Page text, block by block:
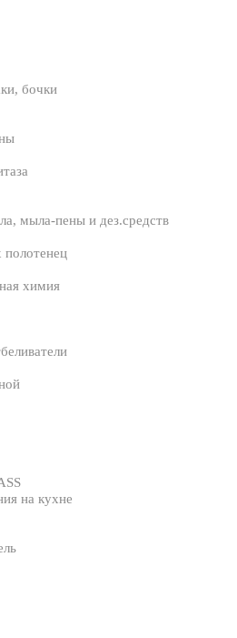
бочки
мыла-пены и дез.средств
полотенец
химия
на кухне